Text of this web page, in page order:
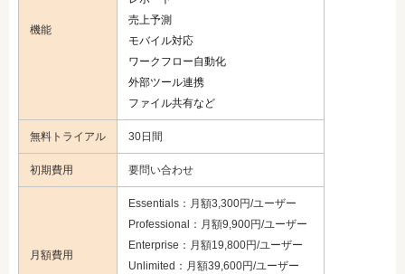
機能
売上予測
モバイル対応
ワークフロー自動化
外部ツール連携
ファイル共有など
無料トライアル 30日間
初期費用 要問い合わせ
月額費用
Essentials：月額3,300円/ユーザー
Professional：月額9,900円/ユーザー
Enterprise：月額19,800円/ユーザー
Unlimited：月額39,600円/ユーザー